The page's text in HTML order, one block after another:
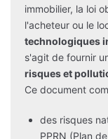
immobilier, la loi
l'acheteur ou le
technologiques
s'agit de fournir
risques et
Ce document
des risques
PPRN (Plan